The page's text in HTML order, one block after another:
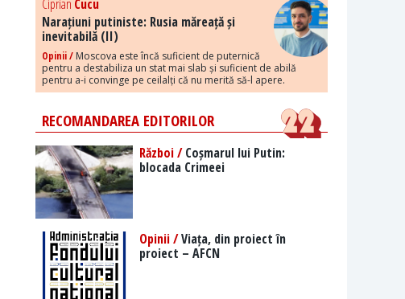
Ciprian Cucu
Narațiuni putiniste: Rusia măreață și
inevitabilă (II)
Opinii / Moscova este încă suficient de puternică
pentru a destabiliza un stat mai slab și suficient de abilă
pentru a-i convinge pe ceilalți că nu merită să-l apere.
RECOMANDAREA EDITORILOR
Război /Coșmarul lui Putin:
blocada Crimeei
Opinii /Viața, din proiect în
proiect – AFCN